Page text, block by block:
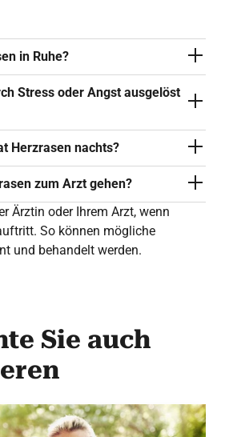
in Ruhe?
Stress oder Angst ausgelöst
Herzrasen nachts?
zum Arzt gehen?
Ärztin oder Ihrem Arzt, wenn
So können mögliche
und behandelt werden.
Sie auch